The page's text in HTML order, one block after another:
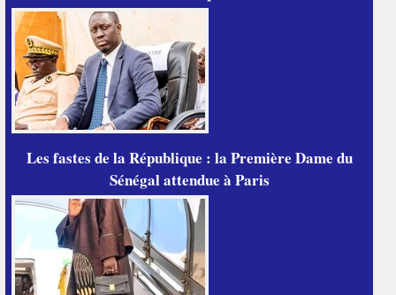
Les fastes de la République : la Première Dame du
Sénégal attendue à Paris